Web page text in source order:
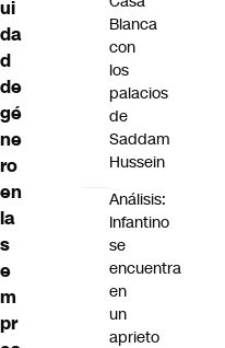
ui
da
d
de
gé
ne
ro
en
la
s
e
m
pr
Blanca
con
los
palacios
de
Saddam
Hussein
Análisis:
Infantino
se
encuentra
en
un
aprieto